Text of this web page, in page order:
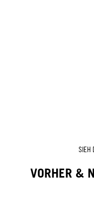
SIEH
VORHER &